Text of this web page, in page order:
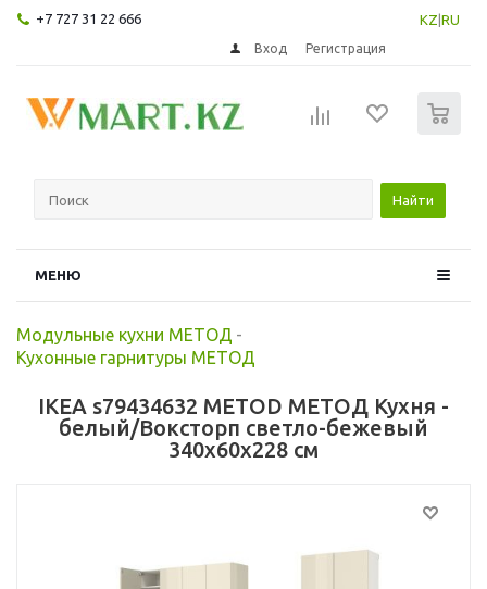
+7 727 31 22 666 KZ RU
Вход Регистрация
Найти
МЕНЮ
Модульные кухни МЕТОД -
Кухонные гарнитуры МЕТОД
IKEA s79434632 METOD МЕТОД Кухня -
белый/Воксторп светло-бежевый
340x60x228 см